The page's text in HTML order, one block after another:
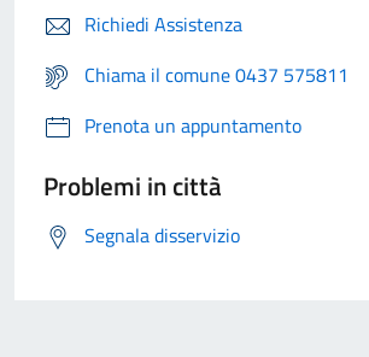
Richiedi Assistenza
Chiama il comune 0437 575811
Prenota un appuntamento
Problemi in città
Segnala disservizio